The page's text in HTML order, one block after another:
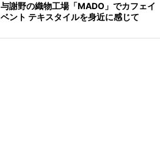
与謝野の織物工場「MADO」でカフェイ
ベント テキスタイルを身近に感じて